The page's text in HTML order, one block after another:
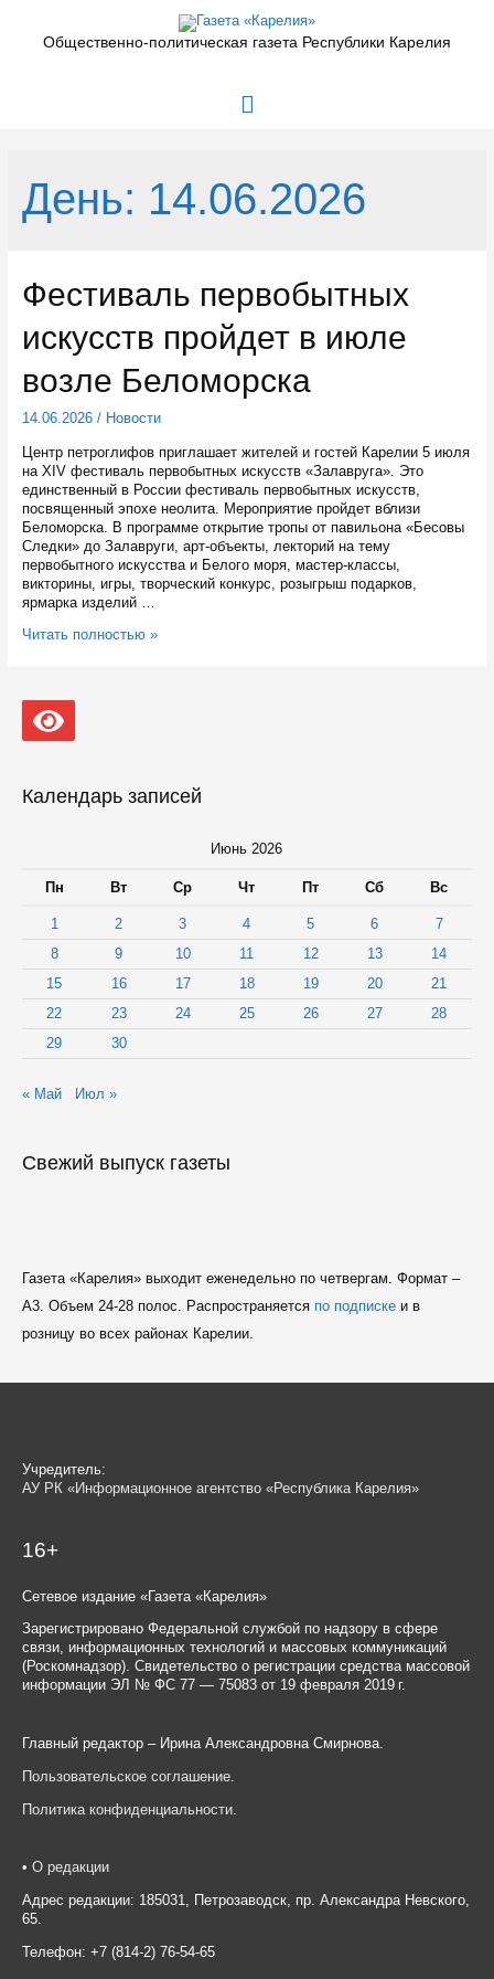
содержимомуОбщественно-политическая газета Республики Карелия
Главное
День: 14.06.2026
Фестиваль первобытных
искусств пройдет в июле
возле Беломорска
14.06.2026/ Новости
Центр петроглифов приглашает жителей и гостей Карелии 5 июля
на XIV фестиваль первобытных искусств «Залавруга». Это
единственный в России фестиваль первобытных искусств,
посвященный эпохе неолита. Мероприятие пройдет вблизи
Беломорска. В программе открытие тропы от павильона «Бесовы
Следки» до Залавруги, арт-объекты, лекторий на тему
первобытного искусства и Белого моря, мастер-классы,
викторины, игры, творческий конкурс, розыгрыш подарков,
ярмарка изделий …
Фестиваль
июле
возле
Читать полностью »
Календарь записей
Июнь 2026
Пн Вт Ср Чт Пт Сб Вс
1 2 3 4 5 6
7
8
9 10 11 12 13
14
15
16 17 18 19 20
21
22
23 24 25 26 27
28
29
30
« Май Июл »
Свежий выпуск газеты
Газета «Карелия» выходит еженедельно по четвергам. Формат –
A3. Объем 24-28 полос. Распространяется по подпискеи в
розницу во всех районах Карелии.
Учредитель:
АУ РК «Информационное агентство «Республика Карелия»
16+
Сетевое издание «Газета «Карелия»
Зарегистрировано Федеральной службой по надзору в сфере
связи, информационных технологий и массовых коммуникаций
(Роскомнадзор). Свидетельство о регистрации средства массовой
информации ЭЛ № ФС 77 — 75083 от 19 февраля 2019 г.
Главный редактор – Ирина Александровна Смирнова.
Пользовательское соглашение
Политика конфиденциальности
• О редакции
Адрес редакции: 185031, Петрозаводск, пр. Александра Невского,
65.
Телефон: +7 (814-2) 76-54-65